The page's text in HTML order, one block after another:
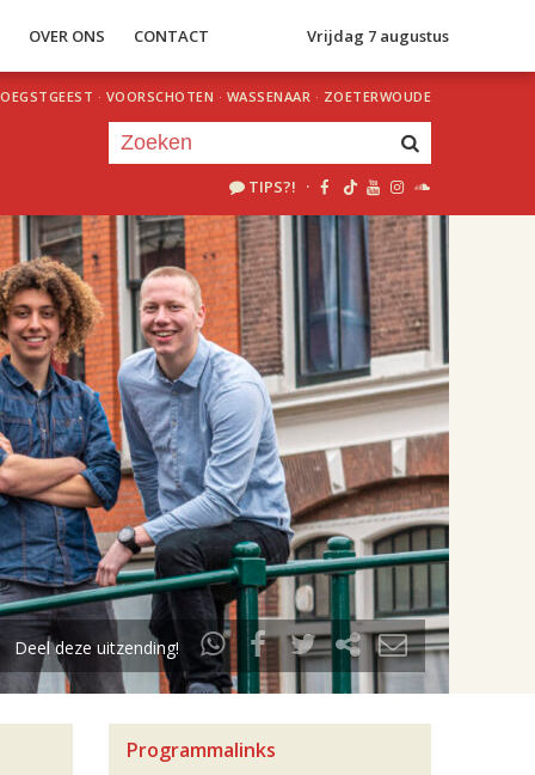
OVER ONS CONTACT Vrijdag 7 augustus
OEGSTGEEST · VOORSCHOTEN · WASSENAAR · ZOETERWOUDE
TIPS?! ·
20.00
Je luistert nu naar
uur 1 van 2
«Vorig uur Volgend uur »
Deel deze uitzending!
Programmalinks